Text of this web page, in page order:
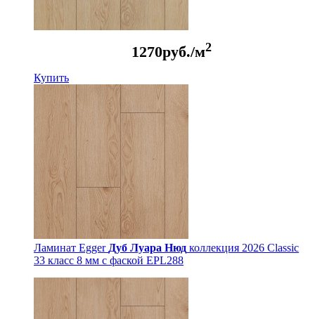
1270руб./м2
Купить
Ламинат Egger Дуб Луара Нюд коллекция 2026 Classic
33 класс 8 мм с фаской EPL288